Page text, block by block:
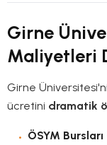
Girne
Maliyetleri
Girne
ücretini dramatik
ÖSYM